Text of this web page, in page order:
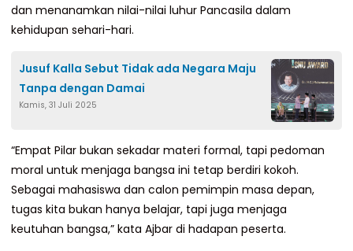
dan menanamkan nilai-nilai luhur Pancasila dalam
kehidupan sehari-hari.
Jusuf Kalla Sebut Tidak ada Negara Maju
Tanpa dengan Damai
Kamis, 31 Juli 2025
“Empat Pilar bukan sekadar materi formal, tapi pedoman
moral untuk menjaga bangsa ini tetap berdiri kokoh.
Sebagai mahasiswa dan calon pemimpin masa depan,
tugas kita bukan hanya belajar, tapi juga menjaga
keutuhan bangsa,” kata Ajbar di hadapan peserta.